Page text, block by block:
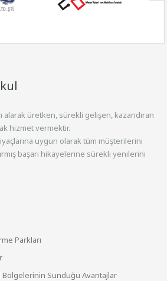
üretken, sürekli gelişen, kazandıran
hizmet vermektir.
uygun olarak tüm müşterilerini
başarı hikayelerine sürekli yenilerini
Parkları
Bölgelerinin Sunduğu Avantajlar